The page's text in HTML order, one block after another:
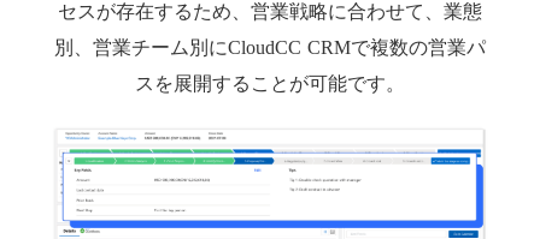
セスが存在するため、営業戦略に合わせて、業態
別、営業チーム別にCloudCC CRMで複数の営業パ
スを展開することが可能です。